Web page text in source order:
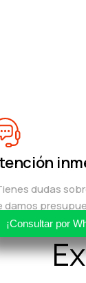
dudas
damos
¡Consultar por